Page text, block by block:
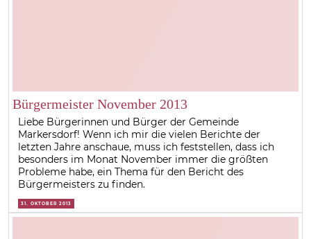
Bürgermeister November 2013
Liebe Bürgerinnen und Bürger der Gemeinde
Markersdorf! Wenn ich mir die vielen Berichte der
letzten Jahre anschaue, muss ich feststellen, dass ich
besonders im Monat November immer die größten
Probleme habe, ein Thema für den Bericht des
Bürgermeisters zu finden.
31. OKTOBER 2013